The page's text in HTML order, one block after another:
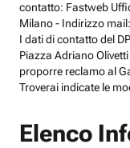
contatto: Fastweb
Milano - Indirizzo mail:
I dati di contatto del
Piazza Adriano
proporre reclamo al
Troverai indicate le
Elenco